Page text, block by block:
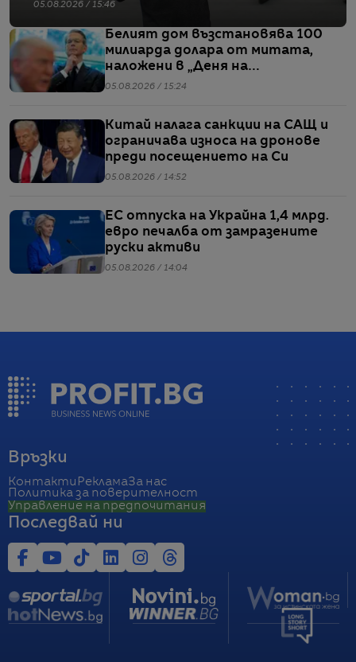
05.08.2026 / 15:46
Белият дом възстановява 100
милиарда долара от митата,
наложени в „Деня на
освобождението“
05.08.2026 / 15:24
Китай налага санкции на САЩ и
ограничава износа на дронове
преди посещението на Си
05.08.2026 / 14:52
ЕС отпуска на Украйна 1,4 млрд.
евро печалба от замразените
руски активи
05.08.2026 / 14:04
Връзки
Контакти РекламаЗа нас
Политика за поверителност
Управление на предпочитания
Последвай ни